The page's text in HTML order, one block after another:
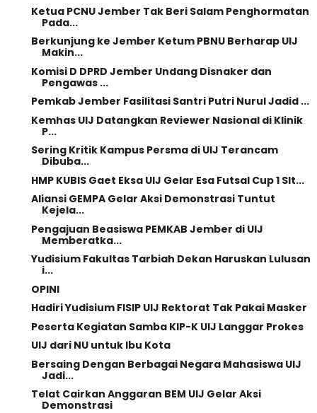
Ketua PCNU Jember Tak Beri Salam Penghormatan
Pada...
Berkunjung ke Jember Ketum PBNU Berharap UIJ
Makin...
Komisi D DPRD Jember Undang Disnaker dan
Pengawas ...
Pemkab Jember Fasilitasi Santri Putri Nurul Jadid ...
Kemhas UIJ Datangkan Reviewer Nasional di Klinik
P...
Sering Kritik Kampus Persma di UIJ Terancam
Dibuba...
HMP KUBIS Gaet Eksa UIJ Gelar Esa Futsal Cup 1 Slt...
Aliansi GEMPA Gelar Aksi Demonstrasi Tuntut
Kejela...
Pengajuan Beasiswa PEMKAB Jember di UIJ
Memberatka...
Yudisium Fakultas Tarbiah Dekan Haruskan Lulusan
i...
OPINI
Hadiri Yudisium FISIP UIJ Rektorat Tak Pakai Masker
Peserta Kegiatan Samba KIP-K UIJ Langgar Prokes
UIJ dari NU untuk Ibu Kota
Bersaing Dengan Berbagai Negara Mahasiswa UIJ
Jadi...
Telat Cairkan Anggaran BEM UIJ Gelar Aksi
Demonstrasi